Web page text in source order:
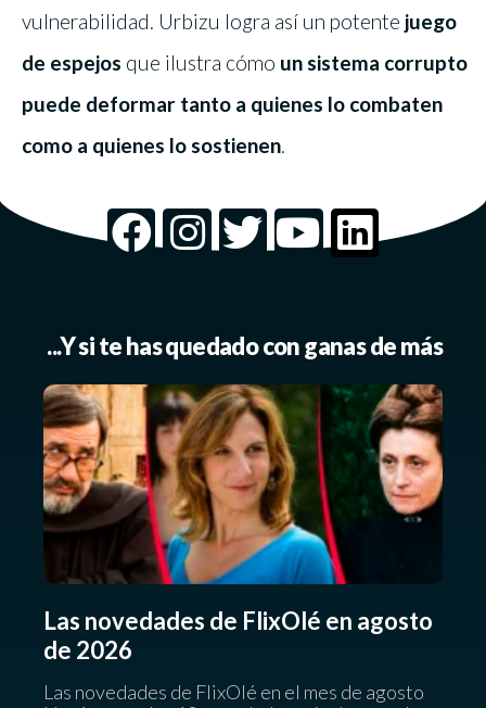
vulnerabilidad. Urbizu logra así un potente juego
de espejos que ilustra cómo un sistema corrupto
puede deformar tanto a quienes lo combaten
como a quienes lo sostienen.
...Y si te has quedado con ganas de más
Las novedades de FlixOlé en agosto
de 2026
Las novedades de FlixOlé en el mes de agosto